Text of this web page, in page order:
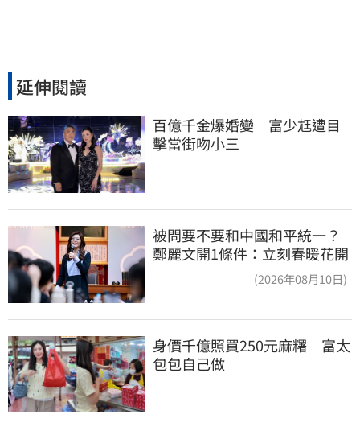
延伸閱讀
百億千金爆婚變　富少尪遭目
擊當街吻小三
被問要不要和中國和平統一？
鄭麗文開1條件：立刻春暖花開
(2026年08月10日)
身價千億照買250元麻糬　富太
包包自己做